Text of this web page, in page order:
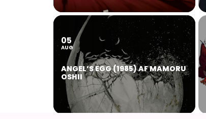
05
AUG
ANGEL’S EGG (1985) AF MAMORU
OSHII